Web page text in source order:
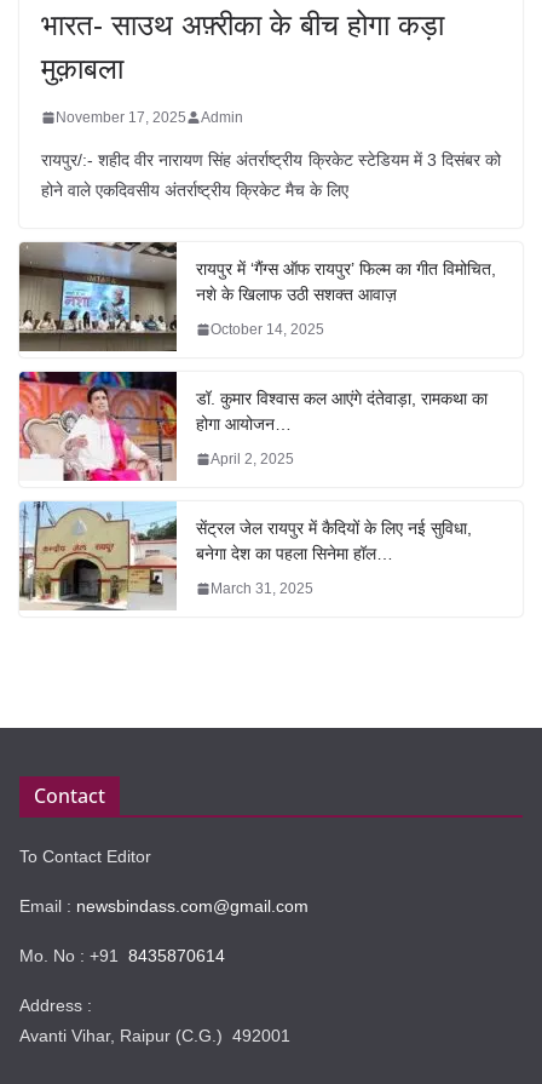
भारत- साउथ अफ़्रीका के बीच होगा कड़ा
मुक़ाबला
November 17, 2025 Admin
रायपुर/:- शहीद वीर नारायण सिंह अंतर्राष्ट्रीय क्रिकेट स्टेडियम में 3 दिसंबर को
होने वाले एकदिवसीय अंतर्राष्ट्रीय क्रिकेट मैच के लिए
रायपुर में ‘गैंग्स ऑफ रायपुर’ फिल्म का गीत विमोचित,
नशे के खिलाफ उठी सशक्त आवाज़
October 14, 2025
डॉ. कुमार विश्वास कल आएंगे दंतेवाड़ा, रामकथा का
होगा आयोजन…
April 2, 2025
सेंट्रल जेल रायपुर में कैदियों के लिए नई सुविधा,
बनेगा देश का पहला सिनेमा हॉल…
March 31, 2025
Contact
To Contact Editor
Email : newsbindass.com@gmail.com
Mo. No : +91 8435870614
Address :
Avanti Vihar, Raipur (C.G.) 492001